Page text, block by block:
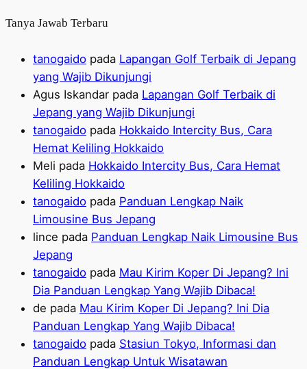
Tanya Jawab Terbaru
tanogaido pada Lapangan Golf Terbaik di Jepang
yang Wajib Dikunjungi
Agus Iskandar pada Lapangan Golf Terbaik di
Jepang yang Wajib Dikunjungi
tanogaido pada Hokkaido Intercity Bus, Cara
Hemat Keliling Hokkaido
Meli pada Hokkaido Intercity Bus, Cara Hemat
Keliling Hokkaido
tanogaido pada Panduan Lengkap Naik
Limousine Bus Jepang
lince pada Panduan Lengkap Naik Limousine Bus
Jepang
tanogaido pada Mau Kirim Koper Di Jepang? Ini
Dia Panduan Lengkap Yang Wajib Dibaca!
de pada Mau Kirim Koper Di Jepang? Ini Dia
Panduan Lengkap Yang Wajib Dibaca!
tanogaido pada Stasiun Tokyo, Informasi dan
Panduan Lengkap Untuk Wisatawan